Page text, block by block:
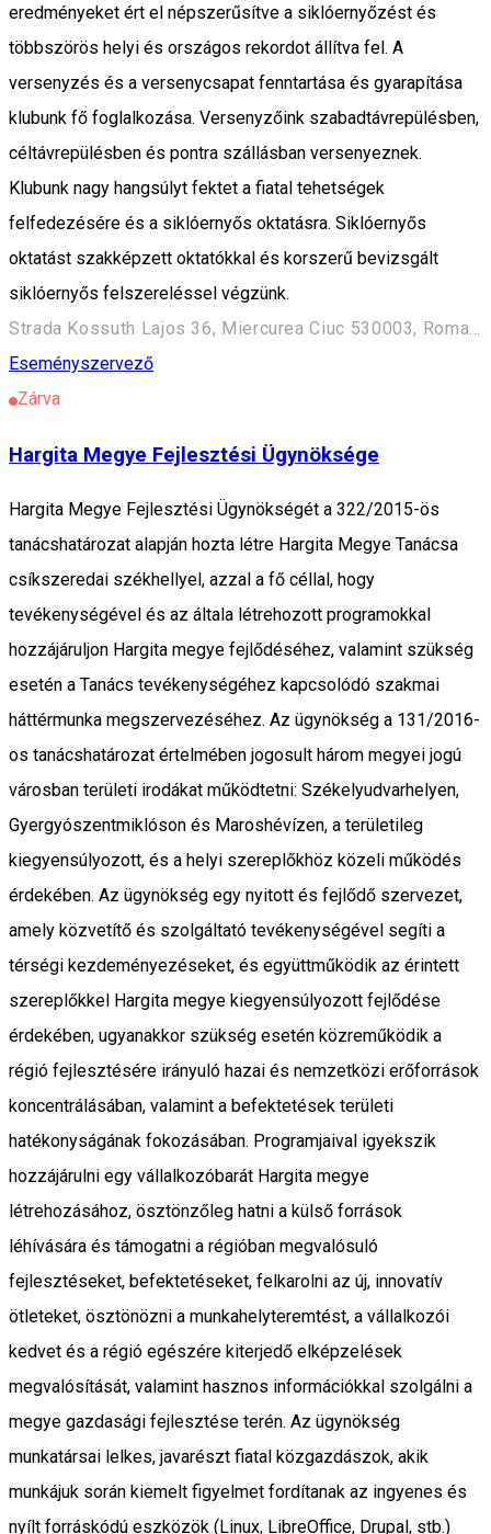
eredményeket ért el népszerűsítve a siklóernyőzést és
többszörös helyi és országos rekordot állítva fel. A
versenyzés és a versenycsapat fenntartása és gyarapítása
klubunk fő foglalkozása. Versenyzőink szabadtávrepülésben,
céltávrepülésben és pontra szállásban versenyeznek.
Klubunk nagy hangsúlyt fektet a fiatal tehetségek
felfedezésére és a siklóernyős oktatásra. Siklóernyős
oktatást szakképzett oktatókkal és korszerű bevizsgált
siklóernyős felszereléssel végzünk.
Strada Kossuth Lajos 36, Miercurea Ciuc 530003, Romania
Eseményszervező
Zárva
Hargita Megye Fejlesztési Ügynöksége
Hargita Megye Fejlesztési Ügynökségét a 322/2015-ös
tanácshatározat alapján hozta létre Hargita Megye Tanácsa
csíkszeredai székhellyel, azzal a fő céllal, hogy
tevékenységével és az általa létrehozott programokkal
hozzájáruljon Hargita megye fejlődéséhez, valamint szükség
esetén a Tanács tevékenységéhez kapcsolódó szakmai
háttérmunka megszervezéséhez. Az ügynökség a 131/2016-
os tanácshatározat értelmében jogosult három megyei jogú
városban területi irodákat működtetni: Székelyudvarhelyen,
Gyergyószentmiklóson és Maroshévízen, a területileg
kiegyensúlyozott, és a helyi szereplőkhöz közeli működés
érdekében. Az ügynökség egy nyitott és fejlődő szervezet,
amely közvetítő és szolgáltató tevékenységével segíti a
térségi kezdeményezéseket, és együttműködik az érintett
szereplőkkel Hargita megye kiegyensúlyozott fejlődése
érdekében, ugyanakkor szükség esetén közreműködik a
régió fejlesztésére irányuló hazai és nemzetközi erőforrások
koncentrálásában, valamint a befektetések területi
hatékonyságának fokozásában. Programjaival igyekszik
hozzájárulni egy vállalkozóbarát Hargita megye
létrehozásához, ösztönzőleg hatni a külső források
léhívására és támogatni a régióban megvalósuló
fejlesztéseket, befektetéseket, felkarolni az új, innovatív
ötleteket, ösztönözni a munkahelyteremtést, a vállalkozói
kedvet és a régió egészére kiterjedő elképzelések
megvalósítását, valamint hasznos információkkal szolgálni a
megye gazdasági fejlesztése terén. Az ügynökség
munkatársai lelkes, javarészt fiatal közgazdászok, akik
munkájuk során kiemelt figyelmet fordítanak az ingyenes és
nyílt forráskódú eszközök (Linux, LibreOffice, Drupal, stb.)